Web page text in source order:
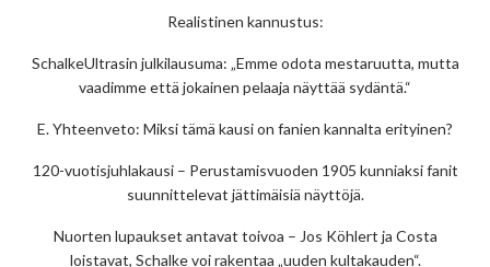
Realistinen kannustus:
SchalkeUltrasin julkilausuma: „Emme odota mestaruutta, mutta
vaadimme että jokainen pelaaja näyttää sydäntä.“
E. Yhteenveto: Miksi tämä kausi on fanien kannalta erityinen?
120-vuotisjuhlakausi – Perustamisvuoden 1905 kunniaksi fanit
suunnittelevat jättimäisiä näyttöjä.
Nuorten lupaukset antavat toivoa – Jos Köhlert ja Costa
loistavat, Schalke voi rakentaa „uuden kultakauden“.